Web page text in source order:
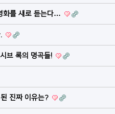
화를 새로 듣는다…
브 록의 명곡들!
진짜 이유는?